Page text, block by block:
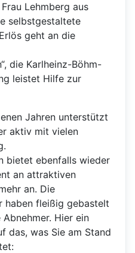
Lehmberg aus
selbstgestaltete
geht an die
die Karlheinz-Böhm-
leistet Hilfe zur
Jahren unterstützt
aktiv mit vielen
bietet ebenfalls wieder
an attraktiven
an. Die
haben fleißig gebastelt
Hier ein
das, was Sie am Stand